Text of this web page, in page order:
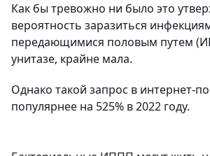
Как бы тревожно ни было это
вероятность заразиться
передающимися половым путем
унитазе, крайне мала.
Однако такой запрос в интернет-
популярнее на 525% в 2022 году.